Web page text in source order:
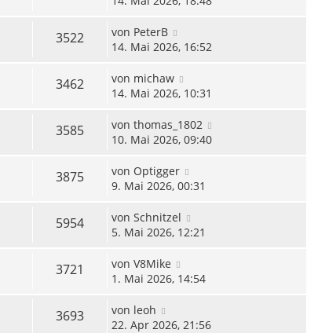
3522 von PeterB
14. Mai 2026, 16:52
3462 von michaw
14. Mai 2026, 10:31
3585 von thomas_1802
10. Mai 2026, 09:40
3875 von Optigger
9. Mai 2026, 00:31
5954 von Schnitzel
5. Mai 2026, 12:21
3721 von V8Mike
1. Mai 2026, 14:54
3693 von leoh
22. Apr 2026, 21:56